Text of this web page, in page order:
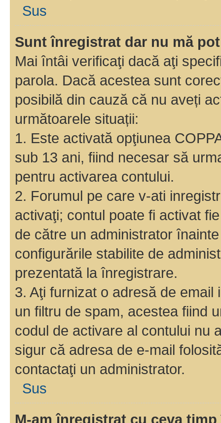
Sus
Sunt înregistrat dar nu mă
Mai întâi verificaţi dacă aţi
parola. Dacă acestea sunt
posibilă din cauză că nu aveți
următoarele situații:
1. Este activată opţiunea
sub 13 ani, fiind necesar să
pentru activarea contului.
2. Forumul pe care v-ati
activaţi; contul poate fi activat
de către un administrator
configurările stabilite de
prezentată la înregistrare.
3. Aţi furnizat o adresă de
un filtru de spam, acestea fiind
codul de activare al contului nu
sigur că adresa de e-mail
contactaţi un administrator.
Sus
M-am înregistrat cu ceva